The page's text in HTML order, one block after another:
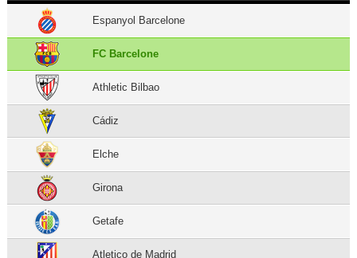
Espanyol Barcelone
FC Barcelone
Athletic Bilbao
Cádiz
Elche
Girona
Getafe
Atletico de Madrid